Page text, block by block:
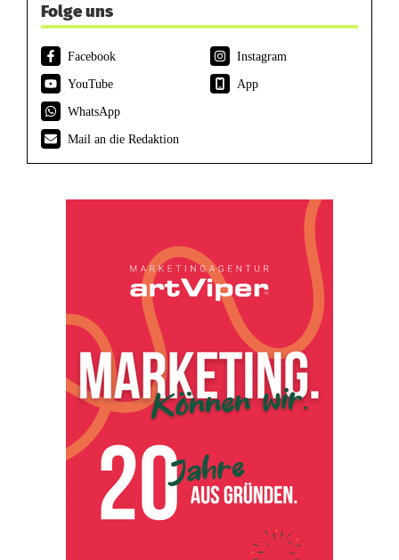
Folge uns
Facebook
Instagram
YouTube
App
WhatsApp
Mail an die Redaktion